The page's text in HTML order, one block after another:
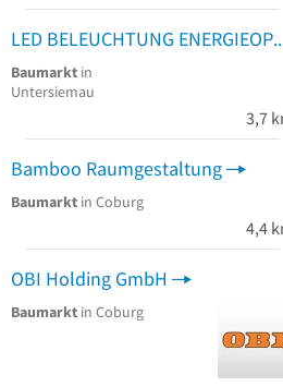
LED
Baumarkt in
Untersiemau
3,7
Bamboo Raumgestaltung
Baumarkt in Coburg
4,4
OBI Holding GmbH
Baumarkt in Coburg